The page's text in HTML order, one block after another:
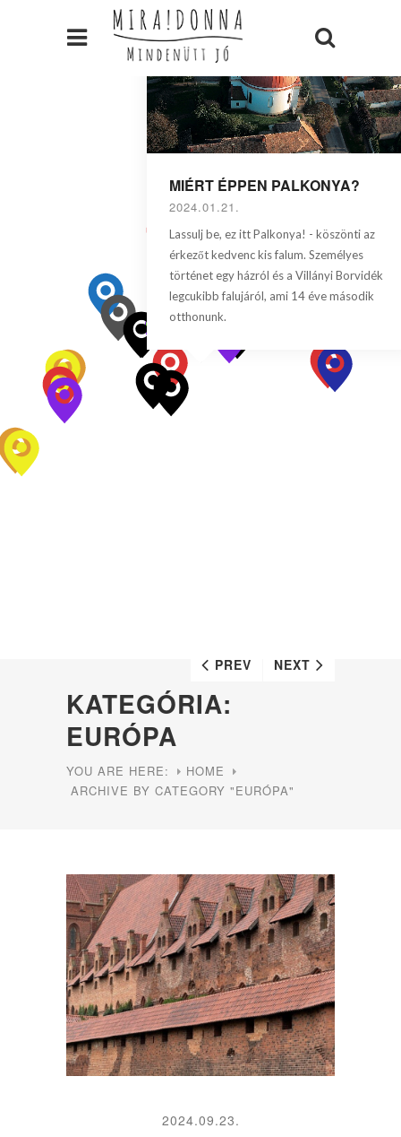
MIÉRT ÉPPEN PALKONYA?
2024.01.21.
Lassulj be, ez itt Palkonya! - köszönti az
érkezőt kedvenc kis falum. Személyes
történet egy házról és a Villányi Borvidék
legcukibb falujáról, ami 14 éve második
otthonunk.
KATEGÓRIA:
EURÓPA
YOU ARE HERE:
HOME
ARCHIVE BY CATEGORY "EURÓPA"
PREV NEXT
2024.09.23.